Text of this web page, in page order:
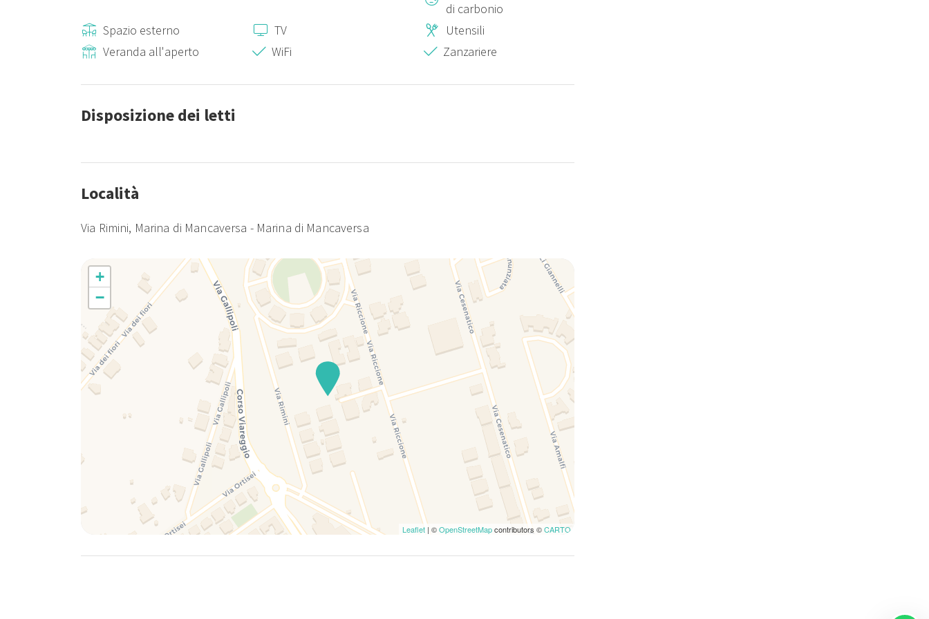
di carbonio
Spazio esterno
TV
Utensili
Veranda all'aperto
WiFi Zanzariere
Disposizione dei letti
Località
Via Rimini, Marina di Mancaversa - Marina di Mancaversa
+
−
Leaflet | ©OpenStreetMapcontributors ©CARTO